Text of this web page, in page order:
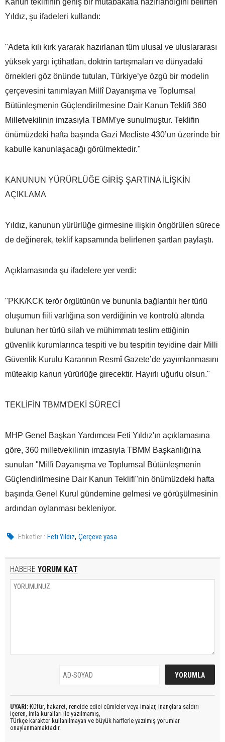
Yıldız, şu ifadeleri kullandı:
"Adeta kılı kırk yararak hazırlanan tüm ulusal ve uluslararası
yüksek yargı içtihatları, doktrin tartışmaları ve dünyadaki
örnekleri göz önünde tutulan, Türkiye’ye özgü bir modelin
çerçevesini tanımlayan Millî Dayanışma ve Toplumsal
Bütünleşmenin Güçlendirilmesine Dair Kanun Teklifi 360
Milletvekilinin imzasıyla TBMM'ye sunulmuştur. Teklifin
önümüzdeki hafta başında Gazi Mecliste 430’un üzerinde bir
kabulle kanunlaşacağı görülmektedir."
KANUNUN YÜRÜRLÜĞE GİRİŞ ŞARTINA İLİŞKİN
AÇIKLAMA
Yıldız, kanunun yürürlüğe girmesine ilişkin öngörülen sürece
de değinerek, teklif kapsamında belirlenen şartları paylaştı.
Açıklamasında şu ifadelere yer verdi:
"PKK/KCK terör örgütünün ve bununla bağlantılı her türlü
oluşumun fiili varlığına son verdiğinin ve kontrolü altında
bulunan her türlü silah ve mühimmatı teslim ettiğinin
güvenlik kurumlarınca tespiti ve bu tespitin teyidine dair Milli
Güvenlik Kurulu Kararının Resmî Gazete’de yayımlanmasını
müteakip kanun yürürlüğe girecektir. Hayırlı uğurlu olsun."
TEKLİFİN TBMM'DEKİ SÜRECİ
MHP Genel Başkan Yardımcısı Feti Yıldız'ın açıklamasına
göre, 360 milletvekilinin imzasıyla TBMM Başkanlığı'na
sunulan "Millî Dayanışma ve Toplumsal Bütünleşmenin
Güçlendirilmesine Dair Kanun Teklifi"nin önümüzdeki hafta
başında Genel Kurul gündemine gelmesi ve görüşülmesinin
ardından oylanması bekleniyor.
Etiketler : Feti Yıldız,Çerçeve yasa
HABERE YORUM KAT
UYARI: Küfür, hakaret, rencide edici cümleler veya imalar, inançlara saldırı
içeren, imla kuralları ile yazılmamış,
Türkçe karakter kullanılmayan ve büyük harflerle yazılmış yorumlar
onaylanmamaktadır.